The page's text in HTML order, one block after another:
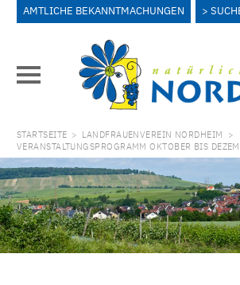
AMTLICHE BEKANNTMACHUNGEN
STARTSEITE > LANDFRAUENVEREIN NORDHEIM
>
VERANSTALTUNGSPROGRAMM OKTOBER BIS